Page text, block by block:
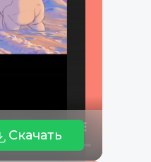
Скачать